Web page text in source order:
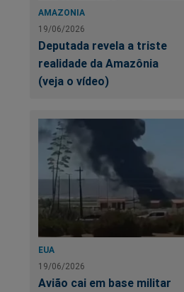
AMAZONIA
19/06/2026
Deputada revela a triste
realidade da Amazônia
(veja o vídeo)
EUA
19/06/2026
Avião cai em base militar